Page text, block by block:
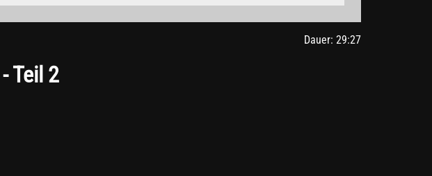
Dauer: 29:27
Teil 2